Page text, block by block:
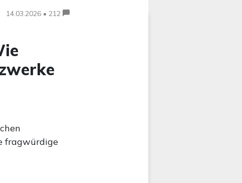
14.03.2026 • 212
fragwürdige